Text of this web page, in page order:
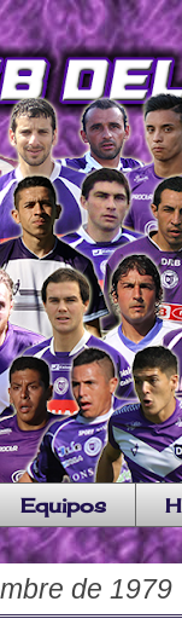
Equipos
de 1979